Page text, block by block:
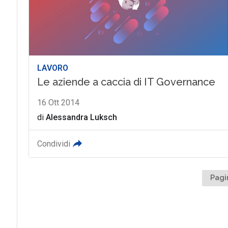
LAVORO
Le aziende a caccia di IT Governance
16 Ott 2014
di Alessandra Luksch
Condividi